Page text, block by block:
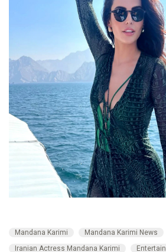
Mandana Karimi
Mandana Karimi News
Iranian Actress Mandana Karimi